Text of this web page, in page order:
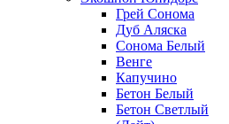
Грей Сонома
Дуб Аляска
Сонома Белый
Венге
Капучино
Бетон Белый
Бетон Светлый